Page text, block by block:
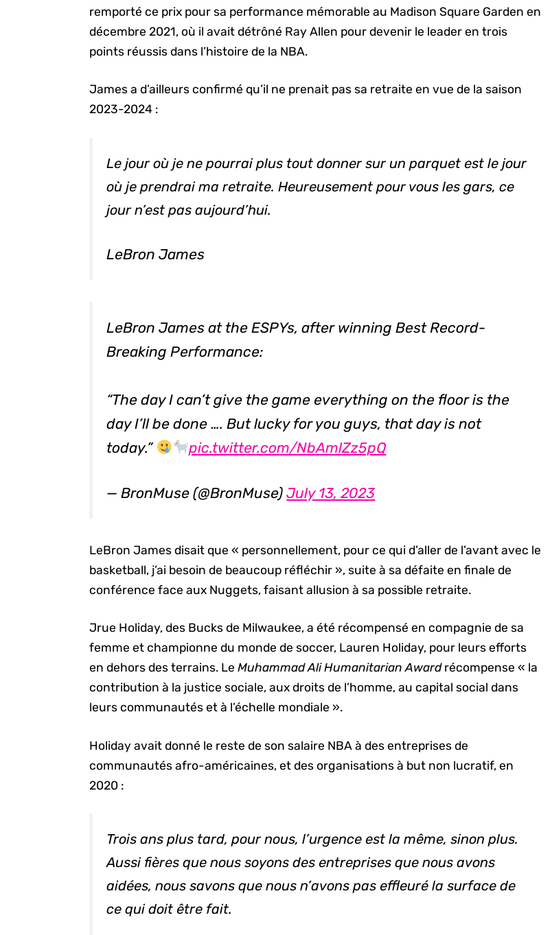
remporté ce prix pour sa performance mémorable au Madison Square Garden en
décembre 2021, où il avait détrôné Ray Allen pour devenir le leader en trois
points réussis dans l’histoire de la NBA.
James a d’ailleurs confirmé qu’il ne prenait pas sa retraite en vue de la saison
2023-2024 :
Le jour où je ne pourrai plus tout donner sur un parquet est le jour
où je prendrai ma retraite. Heureusement pour vous les gars, ce
jour n’est pas aujourd’hui.
LeBron James
LeBron James at the ESPYs, after winning Best Record-
Breaking Performance:
“The day I can’t give the game everything on the floor is the
day I’ll be done …. But lucky for you guys, that day is not
today.”
pic.twitter.com/NbAmlZz5pQ
— BronMuse (@BronMuse)July 13, 2023
LeBron James disait que « personnellement, pour ce qui d’aller de l’avant avec le
basketball, j’ai besoin de beaucoup réfléchir », suite à sa défaite en finale de
conférence face aux Nuggets, faisant allusion à sa possible retraite.
Jrue Holiday, des Bucks de Milwaukee, a été récompensé en compagnie de sa
femme et championne du monde de soccer, Lauren Holiday, pour leurs efforts
en dehors des terrains. LeMuhammad Ali Humanitarian Award récompense « la
contribution à la justice sociale, aux droits de l’homme, au capital social dans
leurs communautés et à l’échelle mondiale ».
Holiday avait donné le reste de son salaire NBA à des entreprises de
communautés afro-américaines, et des organisations à but non lucratif, en
2020 :
Trois ans plus tard, pour nous, l’urgence est la même, sinon plus.
Aussi fières que nous soyons des entreprises que nous avons
aidées, nous savons que nous n’avons pas effleuré la surface de
ce qui doit être fait.